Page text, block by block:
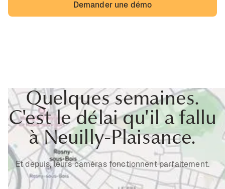
Demander une démo
Quelques semaines.
C'est le délai qu'il a fallu
à Neuilly-Plaisance.
Et depuis, leurs caméras fonctionnent parfaitement.